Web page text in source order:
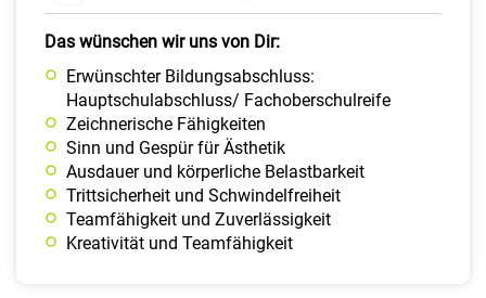
Das wünschen wir uns von Dir:
Erwünschter Bildungsabschluss:
Hauptschulabschluss/ Fachoberschulreife
Zeichnerische Fähigkeiten
Sinn und Gespür für Ästhetik
Ausdauer und körperliche Belastbarkeit
Trittsicherheit und Schwindelfreiheit
Teamfähigkeit und Zuverlässigkeit
Kreativität und Teamfähigkeit